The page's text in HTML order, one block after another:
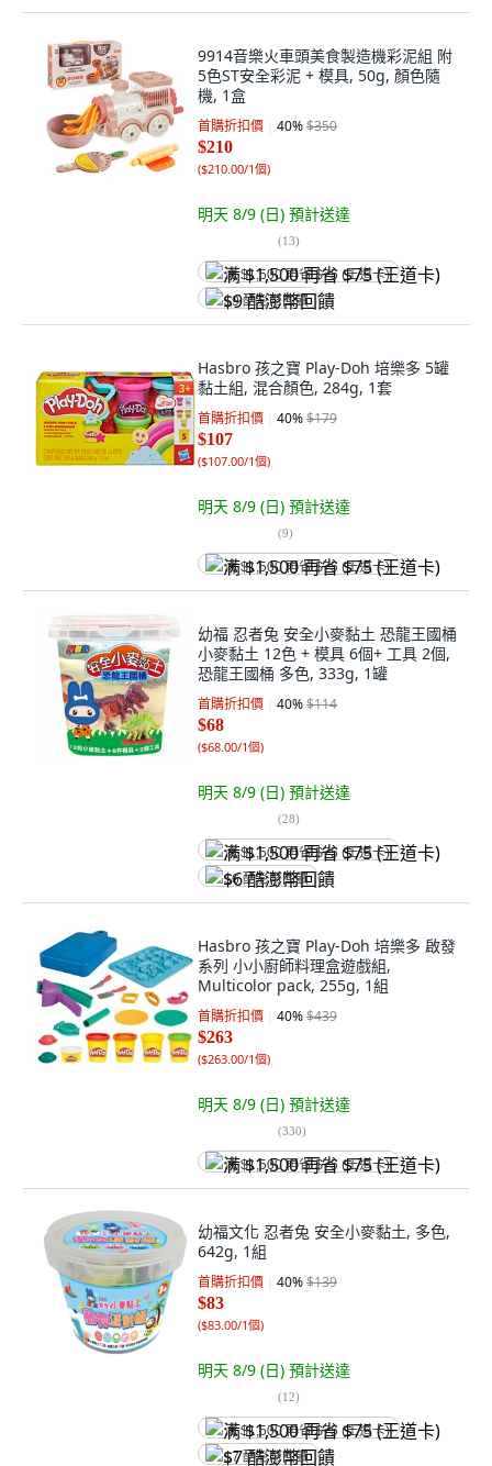
9914音樂火車頭美食製造機彩泥組 附
5色ST安全彩泥 + 模具, 50g, 顏色隨
機, 1盒
首購折扣價 40%$350
$210
($210.00/1個)
明天 8/9 (日) 預計送達
(13)
满 $1,500 再省 $75 (王道卡)
$9 酷澎幣回饋
Hasbro 孩之寶 Play-Doh 培樂多 5罐
黏土組, 混合顏色, 284g, 1套
首購折扣價 40%$179
$107
($107.00/1個)
明天 8/9 (日) 預計送達
(9)
满 $1,500 再省 $75 (王道卡)
幼福 忍者兔 安全小麥黏土 恐龍王國桶
小麥黏土 12色 + 模具 6個+ 工具 2個,
恐龍王國桶 多色, 333g, 1罐
首購折扣價 40%$114
$68
($68.00/1個)
明天 8/9 (日) 預計送達
(28)
满 $1,500 再省 $75 (王道卡)
$6 酷澎幣回饋
Hasbro 孩之寶 Play-Doh 培樂多 啟發
系列 小小廚師料理盒遊戲組,
Multicolor pack, 255g, 1組
首購折扣價 40%$439
$263
($263.00/1個)
明天 8/9 (日) 預計送達
(330)
满 $1,500 再省 $75 (王道卡)
幼福文化 忍者兔 安全小麥黏土, 多色,
642g, 1組
首購折扣價 40%$139
$83
($83.00/1個)
明天 8/9 (日) 預計送達
(12)
满 $1,500 再省 $75 (王道卡)
$7 酷澎幣回饋